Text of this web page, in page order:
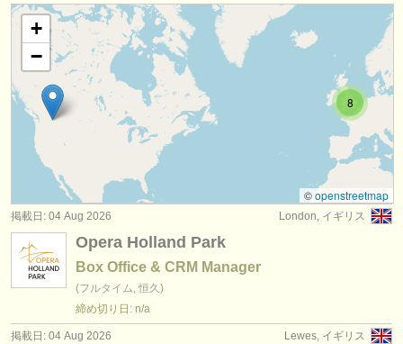
degree courses
講習会
コンクール
楽器の販売
盗まれた楽器
ディレクトリー:
オーケストラ
音楽学校
ユース オーケストラ
求人情報 (管理者関連の職): 経営管理 (22)
求人情報 (管理者関連の職): 広報 / 営業
求人情報 (管理者関連の職): 開発
求人情報 (管理者関連の職): 芸術 /
求人情報 (管理者関連の職): 学術管理
求人情報 (管理者関連の職): コミュニティー /教育 /アウトリ
サーチ
(4)
求人情報 (管理者関連の職): ライブラリアン /
(6)
求人情報 (管理者関連の職): board member
8
+
−
©openstreetmap
London, イギリス
掲載日: 04 Aug 2026
Opera Holland Park
Box Office & CRM Manager
(フルタイム, 恒久)
締め切り日: n/a
Lewes, イギリス
掲載日: 04 Aug 2026